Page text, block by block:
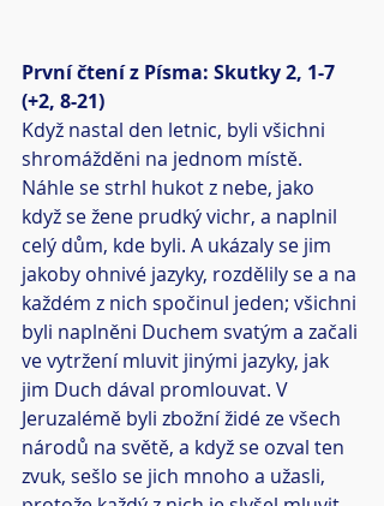
První čtení z Písma: Skutky 2, 1-7
(+2, 8-21)
Když nastal den letnic, byli všichni
shromážděni na jednom místě.
Náhle se strhl hukot z nebe, jako
když se žene prudký vichr, a naplnil
celý dům, kde byli. A ukázaly se jim
jakoby ohnivé jazyky, rozdělily se a na
každém z nich spočinul jeden; všichni
byli naplněni Duchem svatým a začali
ve vytržení mluvit jinými jazyky, jak
jim Duch dával promlouvat. V
Jeruzalémě byli zbožní židé ze všech
národů na světě, a když se ozval ten
zvuk, sešlo se jich mnoho a užasli,